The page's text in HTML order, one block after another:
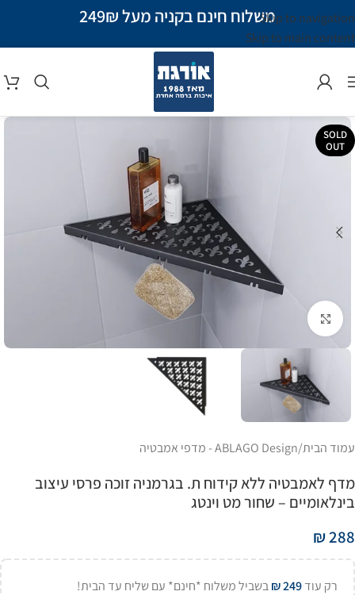
Skip to navigation
Skip to main content
משלוח חינם בקניה מעל 249₪
SOLD
OUT
Click to enlarge
עמוד הבית/ABLAGO Design - מדפי אמבטיה
מדף לאמבטיה ללא קידוח ת. בגרמניה זוכה פרסי עיצוב
בינלאומיים – שחור מט וינטג
₪288
רק עוד ₪249 בשביל משלוח *חינם* עם שליח עד הבית!